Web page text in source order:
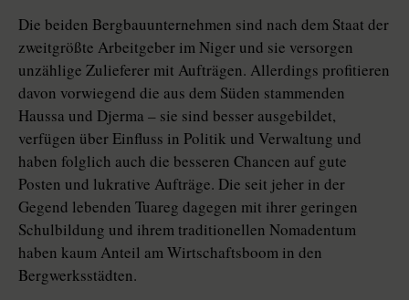
Die beiden Bergbauunternehmen sind nach dem Staat der
zweitgrößte Arbeitgeber im Niger und sie versorgen
unzählige Zulieferer mit Aufträgen. Allerdings profitieren
davon vorwiegend die aus dem Süden stammenden
Haussa und Djerma – sie sind besser ausgebildet,
verfügen über Einfluss in Politik und Verwaltung und
haben folglich auch die besseren Chancen auf gute
Posten und lukrative Aufträge. Die seit jeher in der
Gegend lebenden Tuareg dagegen mit ihrer geringen
Schulbildung und ihrem traditionellen Nomadentum
haben kaum Anteil am Wirtschaftsboom in den
Bergwerksstädten.